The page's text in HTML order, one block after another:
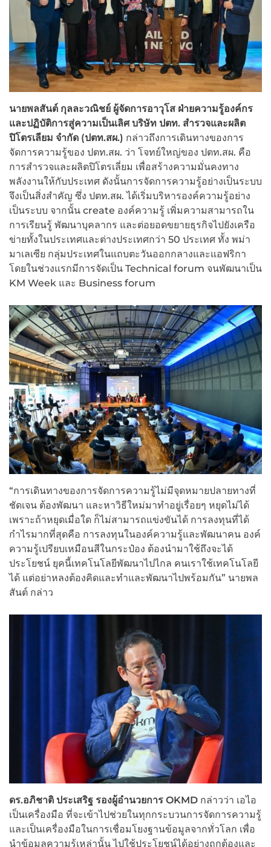
นายพลสันต์ กุลละวณิชย์ ผู้จัดการอาวุโส ฝ่ายความรู้องค์กร
และปฏิบัติการสู่ความเป็นเลิศ บริษัท ปตท. สำรวจและผลิต
ปิโตรเลียม จำกัด (ปตท.สผ.) กล่าวถึงการเดินทางของการ
จัดการความรู้ของ ปตท.สผ. ว่า โจทย์ใหญ่ของ ปตท.สผ. คือ
การสำรวจและผลิตปิโตรเลี่ยม เพื่อสร้างความมั่นคงทาง
พลังงานให้กับประเทศ ดังนั้นการจัดการความรู้อย่างเป็นระบบ
จึงเป็นสิ่งสำคัญ ซึ่ง ปตท.สผ. ได้เริ่มบริหารองค์ความรู้อย่าง
เป็นระบบ จากนั้น create องค์ความรู้ เพิ่มความสามารถใน
การเรียนรู้ พัฒนาบุคลากร และต่อยอดขยายธุรกิจไปยังเครือ
ข่ายทั้งในประเทศและต่างประเทศกว่า 50 ประเทศ ทั้ง พม่า
มาเลเซีย กลุ่มประเทศในแถบตะวันออกกลางและแอฟริกา
โดยในช่วงแรกมีการจัดเป็น Technical forum จนพัฒนาเป็น
KM Week และ Business forum
“การเดินทางของการจัดการความรู้ไม่มีจุดหมายปลายทางที่
ชัดเจน ต้องพัฒนา และหาวิธีใหม่มาทำอยู่เรื่อยๆ หยุดไม่ได้
เพราะถ้าหยุดเมื่อใด ก็ไม่สามารถแข่งขันได้ การลงทุนที่ได้
กำไรมากที่สุดคือ การลงทุนในองค์ความรู้และพัฒนาคน องค์
ความรู้เปรียบเหมือนสีในกระป๋อง ต้องนำมาใช้ถึงจะได้
ประโยชน์ ยุคนี้เทคโนโลยีพัฒนาไปไกล คนเราใช้เทคโนโลยี
ได้ แต่อย่าหลงต้องคิดและทำและพัฒนาไปพร้อมกัน” นายพล
สันต์ กล่าว
ดร.อภิชาติ ประเสริฐ รองผู้อำนวยการ OKMD กล่าวว่า เอไอ
เป็นเครื่องมือ ที่จะเข้าไปช่วยในทุกกระบวนการจัดการความรู้
และเป็นเครื่องมือในการเชื่อมโยงฐานข้อมูลจากทั่วโลก เพื่อ
นำข้อมูลความรู้เหล่านั้น ไปใช้ประโยชน์ได้อย่างถูกต้องและ